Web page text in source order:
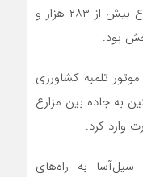
نهالستان خسارت وارد شد و در مجموع بیش از ۲۸۳ هزار و
تلمبه کشاورزی
به جاده بین مزارع
به راه‌های